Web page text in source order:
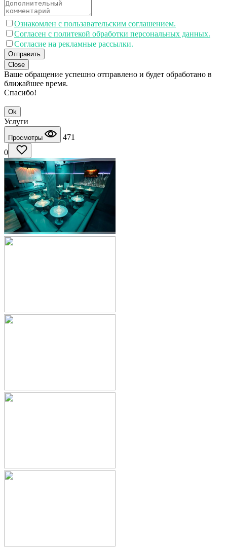
Ознакомлен с пользавательским соглашением.
Согласен с политекой обработки персональных данных.
Согласие на рекламные рассылки.
Отправить
Close
Ваше обращение успешно отправлено и будет обработано в
ближайшее время.
Спасибо!
Ok
Услуги
Просмотры
471
0